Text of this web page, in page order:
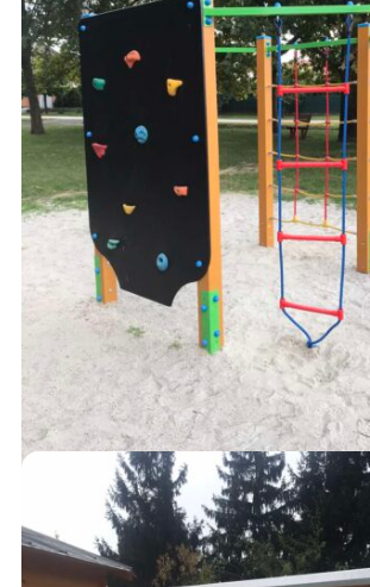
AJÁNLATKÉRÉS
MÁSZÓKÁK – INTÉZMÉNYEKNEK